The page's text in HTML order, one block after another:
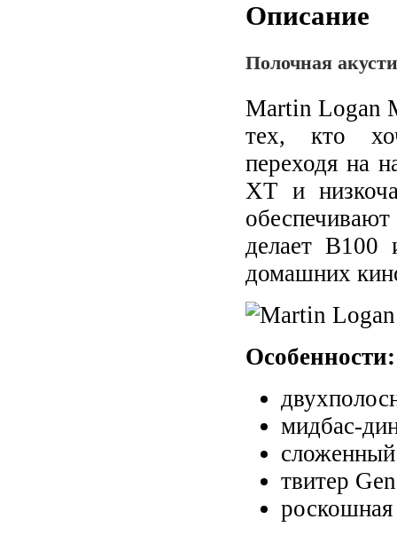
Описание
Полочная
Martin Logan
тех, кто
переходя на
XT и
делает B100
домашних
Особенности:
мидбас-
твитер
роскошная